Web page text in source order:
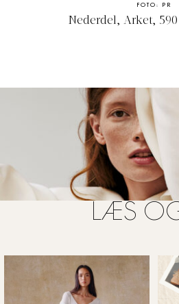
FOTO: PR
Nederdel, Arket, 590
LÆS